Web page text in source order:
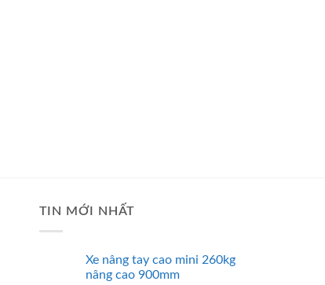
TIN MỚI NHẤT
Xe nâng tay cao mini 260kg
nâng cao 900mm